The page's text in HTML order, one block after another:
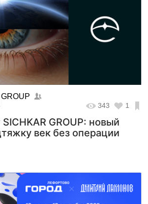
343 1
GROUP: новый
век без операции